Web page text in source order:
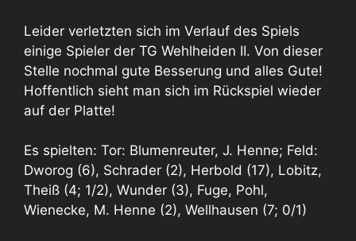
Leider verletzten sich im Verlauf des Spiels
einige Spieler der TG Wehlheiden II. Von dieser
Stelle nochmal gute Besserung und alles Gute!
Hoffentlich sieht man sich im Rückspiel wieder
auf der Platte!
Es spielten: Tor: Blumenreuter, J. Henne; Feld:
Dworog (6), Schrader (2), Herbold (17), Lobitz,
Theiß (4; 1/2), Wunder (3), Fuge, Pohl,
Wienecke, M. Henne (2), Wellhausen (7; 0/1)